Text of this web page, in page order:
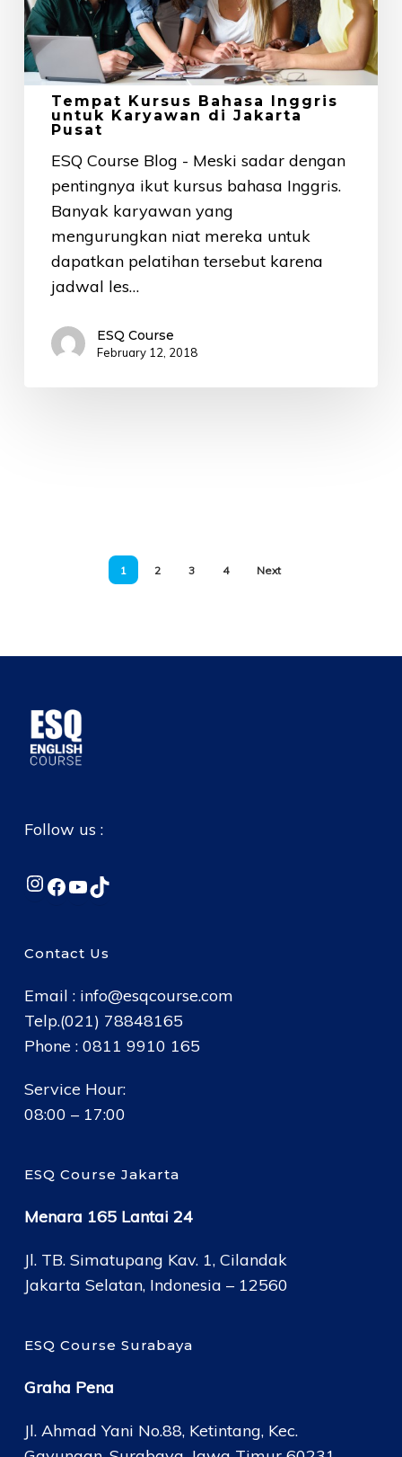
di
Jakarta
Pusat
Tempat Kursus Bahasa Inggris
untuk Karyawan di Jakarta
Pusat
ESQ Course Blog - Meski sadar dengan
pentingnya ikut kursus bahasa Inggris.
Banyak karyawan yang
mengurungkan niat mereka untuk
dapatkan pelatihan tersebut karena
jadwal les…
ESQ Course
February 12, 2018
1 2 3 4 Next
Follow us :
Instagram
Facebook
YouTube
TikTok
Contact Us
Email : info@esqcourse.com
Telp.(021) 78848165
Phone : 0811 9910 165
Service Hour:
08:00 – 17:00
ESQ Course Jakarta
Menara 165 Lantai 24
Jl. TB. Simatupang Kav. 1, Cilandak
Jakarta Selatan, Indonesia – 12560
ESQ Course Surabaya
Graha Pena
Jl. Ahmad Yani No.88, Ketintang, Kec.